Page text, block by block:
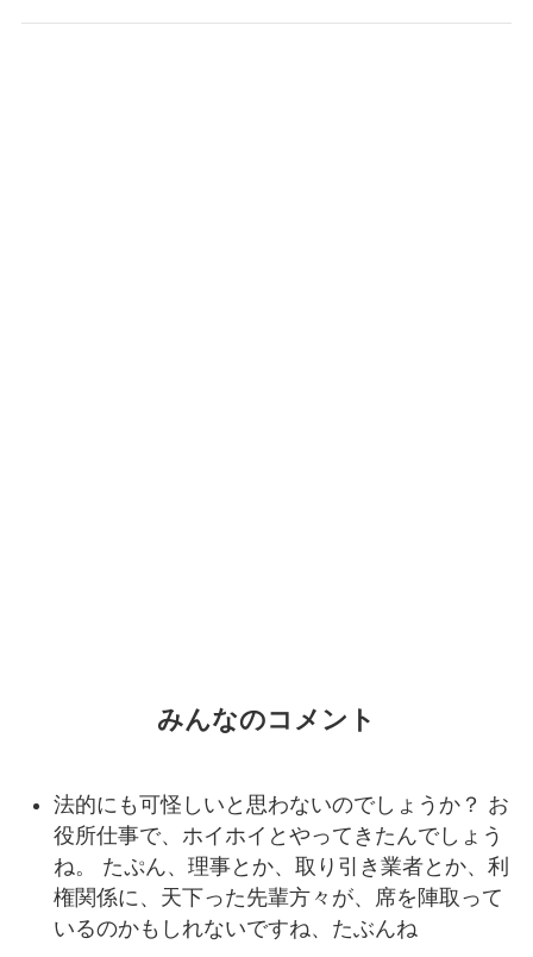
みんなのコメント
法的にも可怪しいと思わないのでしょうか？ お
役所仕事で、ホイホイとやってきたんでしょう
ね。 たぷん、理事とか、取り引き業者とか、利
権関係に、天下った先輩方々が、席を陣取って
いるのかもしれないですね、たぶんね